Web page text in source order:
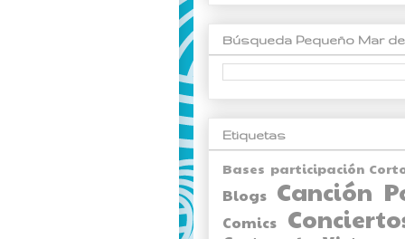
Búsqueda Pequeño Mar
Etiquetas
Bases participación
Blogs Canción
Comics